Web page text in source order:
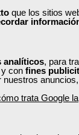
que los sitios
analíticos, para
con fines
trata Google la
gratuita. Para
subvencionada
forma
de tu sector!